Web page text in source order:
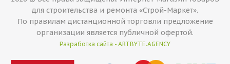
для строительства и ремонта «Строй-Маркет».
По правилам дистанционной торговли предложение
организации является публичной офертой.
Разработка сайта - ARTBYTE.AGENCY